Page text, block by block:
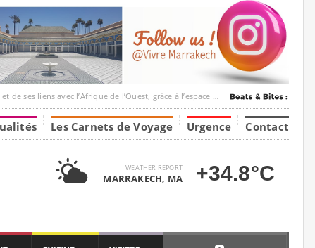
de l’Ouest, grâce à l’espace Marrakesh-Tumbuktu.
Les Carnets de Voyage Urgence Contact
WEATHER REPORT
MARRAKECH, MA +34.8°C